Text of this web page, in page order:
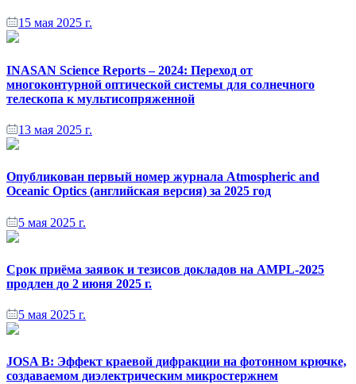
15 мая 2025 г.
INASAN Science Reports – 2024: Переход от
многоконтурной оптической системы для солнечного
телескопа к мультисопряженной
13 мая 2025 г.
Опубликован первый номер журнала Atmospheric and
Oceanic Optics (английская версия) за 2025 год
5 мая 2025 г.
Срок приёма заявок и тезисов докладов на AMPL-2025
продлен до 2 июня 2025 г.
5 мая 2025 г.
JOSA B: Эффект краевой дифракции на фотонном крючке,
создаваемом диэлектрическим микростержнем